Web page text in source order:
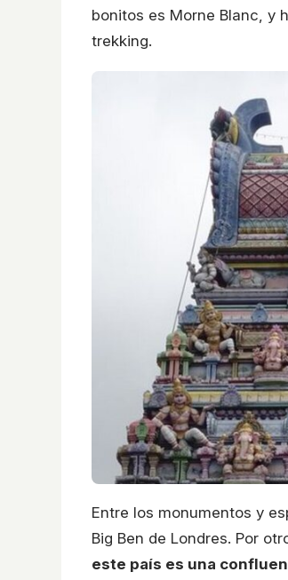
bonitos es Morne Blanc, y
trekking.
Entre los monumentos y
Big Ben de Londres. Por
este país es una